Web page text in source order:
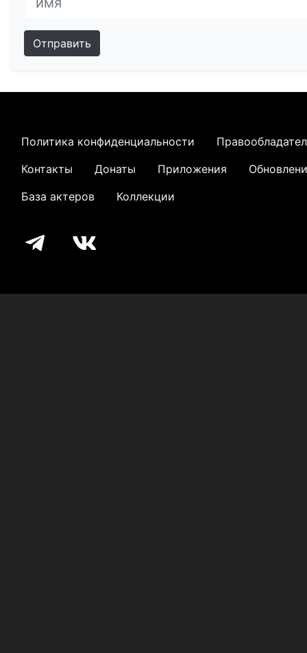
Отправить
Политика конфиденциальности
Контакты
Донаты Приложения
База актеров
Коллекции